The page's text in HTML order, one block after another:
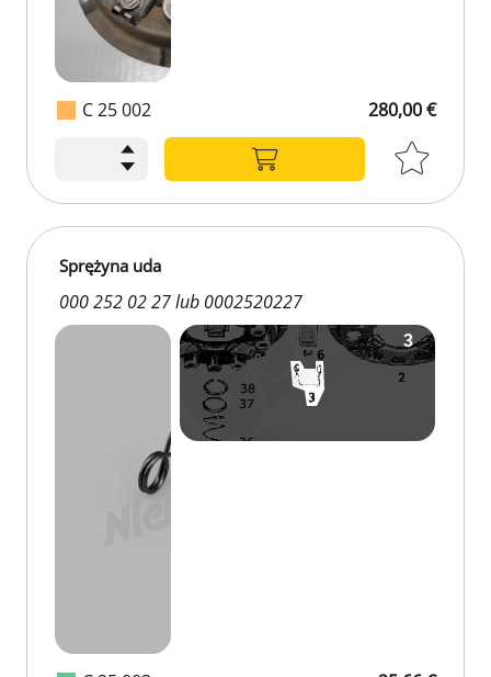
C 25 002 280,00 €
Sprężyna uda
000 252 02 27 lub 0002520227